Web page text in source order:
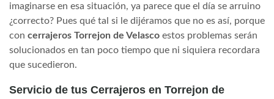
imaginarse en esa situación, ya parece que el día se arruino
¿correcto? Pues qué tal si le dijéramos que no es así, porque
con cerrajeros Torrejon de Velasco estos problemas serán
solucionados en tan poco tiempo que ni siquiera recordara
que sucedieron.
Servicio de tus Cerrajeros en Torrejon de